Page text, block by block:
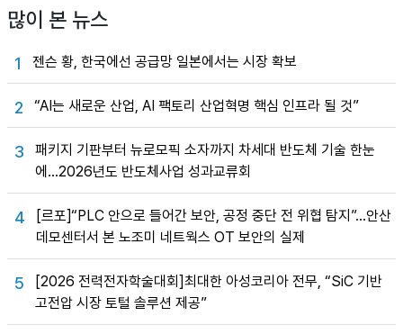
많이 본 뉴스
1 젠슨 황, 한국에선 공급망 일본에서는 시장 확보
2 “AI는 새로운 산업, AI 팩토리 산업혁명 핵심 인프라 될 것”
3
패키지 기판부터 뉴로모픽 소자까지 차세대 반도체 기술 한눈
에…2026년도 반도체사업 성과교류회
4
[르포]“PLC 안으로 들어간 보안, 공정 중단 전 위협 탐지”…안산
데모센터서 본 노조미 네트웍스 OT 보안의 실제
5
[2026 전력전자학술대회]최대한 아성코리아 전무, “SiC 기반
고전압 시장 토털 솔루션 제공”